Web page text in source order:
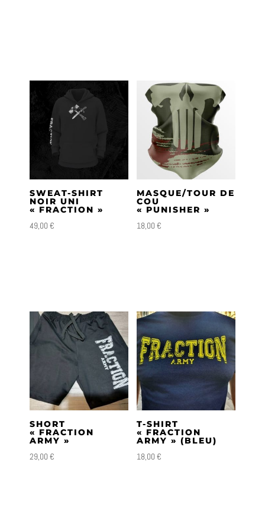
SWEAT-SHIRT
NOIR UNI
« FRACTION »
49,00€
MASQUE/TOUR DE
COU
« PUNISHER »
18,00€
SHORT
« FRACTION
ARMY »
29,00€
T-SHIRT
« FRACTION
ARMY » (BLEU)
18,00€